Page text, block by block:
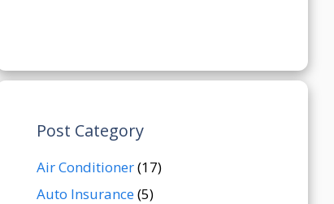
Post Category
Air Conditioner(17)
Auto Insurance(5)